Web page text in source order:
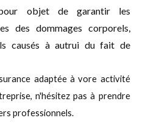
objet de garantir les
des dommages corporels,
causés à autrui du fait de
adaptée à vore activité
n'hésitez pas à prendre
professionnels.